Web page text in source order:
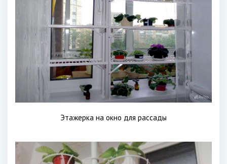
Этажерка на окно для рассады